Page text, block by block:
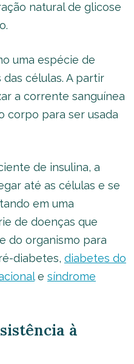
natural de glicose
uma espécie de
células. A partir
a corrente sanguínea
corpo para ser usada
de insulina, a
até as células e se
em uma
de doenças que
do organismo para
diabetes, diabetes do
e síndrome
à